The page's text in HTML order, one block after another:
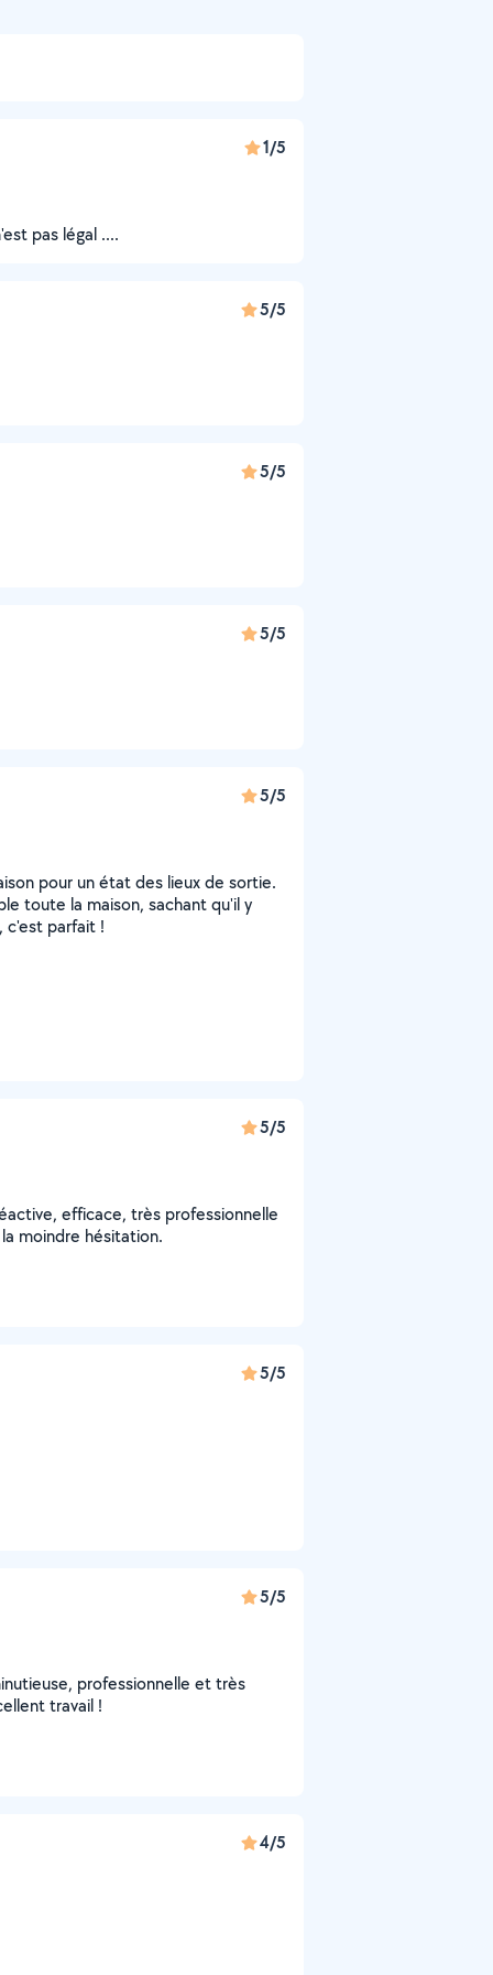
1/5
pas légal ....
5/5
5/5
5/5
5/5
pour un état des lieux de sortie.
toute la maison, sachant qu'il y
c'est parfait !
5/5
efficace, très professionnelle
moindre hésitation.
5/5
5/5
professionnelle et très
travail !
4/5